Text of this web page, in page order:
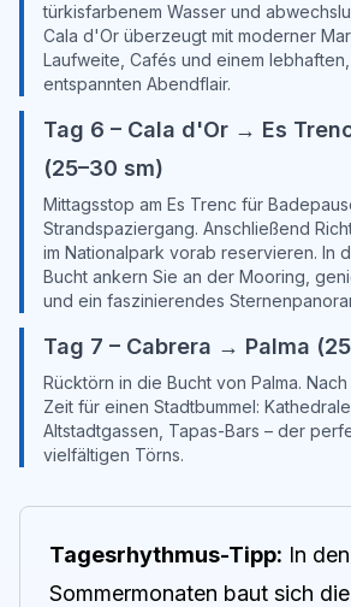
türkisfarbenem Wasser und
Cala d'Or überzeugt mit moderner
Laufweite, Cafés und einem
entspannten Abendflair.
Tag 6 – Cala d'Or → Es
(25–30 sm)
Mittagsstop am Es Trenc für
Strandspaziergang. Anschließend
im Nationalpark vorab reservieren. In
Bucht ankern Sie an der Mooring,
und ein faszinierendes
Tag 7 – Cabrera → Palma
Rücktörn in die Bucht von Palma.
Zeit für einen Stadtbummel: Kathedrale
Altstadtgassen, Tapas-Bars – der
vielfältigen Törns.
Tagesrhythmus-Tipp: In den
Sommermonaten baut sich